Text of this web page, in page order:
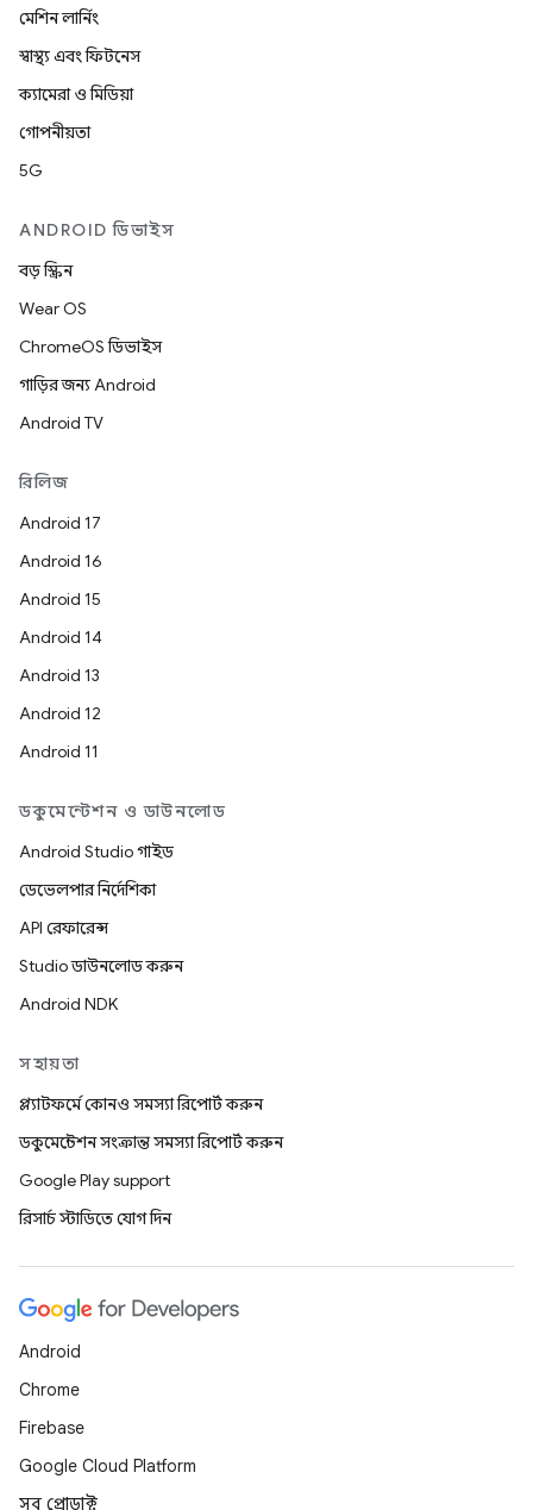
মেশিন লার্নিং
স্বাস্থ্য এবং ফিটনেস
ক্যামেরা ও মিডিয়া
গোপনীয়তা
5G
ANDROID ডিভাইস
বড় স্ক্রিন
Wear OS
ChromeOS ডিভাইস
গাড়ির জন্য Android
Android TV
রিলিজ
Android 17
Android 16
Android 15
Android 14
Android 13
Android 12
Android 11
ডকুমেন্টেশন ও ডাউনলোড
Android Studio গাইড
ডেভেলপার নির্দেশিকা
API রেফারেন্স
Studio ডাউনলোড করুন
Android NDK
সহায়তা
প্ল্যাটফর্মে কোনও সমস্যা রিপোর্ট করুন
ডকুমেন্টেশন সংক্রান্ত সমস্যা রিপোর্ট করুন
Google Play support
রিসার্চ স্টাডিতে যোগ দিন
Android
Chrome
Firebase
Google Cloud Platform
সব প্রোডাক্ট